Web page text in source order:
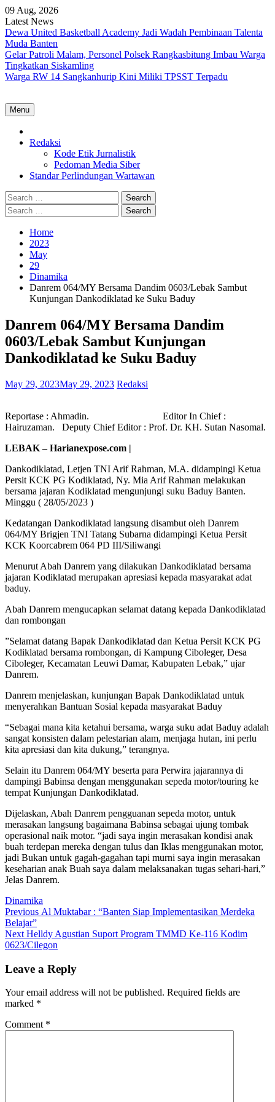
Skip
to
content
09 Aug, 2026
Latest News
Dewa United Basketball Academy Jadi Wadah Pembinaan Talenta
Muda Banten
Gelar Patroli Malam, Personel Polsek Rangkasbitung Imbau Warga
Tingkatkan Siskamling
Warga RW 14 Sangkanhurip Kini Miliki TPSST Terpadu
Menu
Redaksi
Kode Etik Jurnalistik
Pedoman Media Siber
Standar Perlindungan Wartawan
Search
for:
Search
for:
Home
2023
May
29
Dinamika
Danrem 064/MY Bersama Dandim 0603/Lebak Sambut
Kunjungan Dankodiklatad ke Suku Baduy
Danrem 064/MY Bersama Dandim
0603/Lebak Sambut Kunjungan
Dankodiklatad ke Suku Baduy
May 29, 2023May 29, 2023 Redaksi
Reportase : Ahmadin. Editor In Chief :
Hairuzaman. Deputy Chief Editor : Prof. Dr. KH. Sutan Nasomal.
LEBAK – Harianexpose.com |
Dankodiklatad, Letjen TNI Arif Rahman, M.A. didampingi Ketua
Persit KCK PG Kodiklatad, Ny. Mia Arif Rahman melakukan
bersama jajaran Kodiklatad mengunjungi suku Baduy Banten.
Minggu ( 28/05/2023 )
Kedatangan Dankodiklatad langsung disambut oleh Danrem
064/MY Brigjen TNI Tatang Subarna didampingi Ketua Persit
KCK Koorcabrem 064 PD III/Siliwangi
Menurut Abah Danrem yang dilakukan Dankodiklatad bersama
jajaran Kodiklatad merupakan apresiasi kepada masyarakat adat
baduy.
Abah Danrem mengucapkan selamat datang kepada Dankodiklatad
dan rombongan
”Selamat datang Bapak Dankodiklatad dan Ketua Persit KCK PG
Kodiklatad bersama rombongan, di Kampung Ciboleger, Desa
Ciboleger, Kecamatan Leuwi Damar, Kabupaten Lebak,” ujar
Danrem.
Danrem menjelaskan, kunjungan Bapak Dankodiklatad untuk
menyerahkan Bantuan Sosial kepada masyarakat Baduy
“Sebagai mana kita ketahui bersama, warga suku adat Baduy adalah
sangat konsisten dalam pelestarian alam, menjaga hutan, ini perlu
kita apresiasi dan kita dukung,” terangnya.
Selain itu Danrem 064/MY beserta para Perwira jajarannya di
dampingi Babinsa dengan menggunakan sepeda motor/touring ke
tempat Kunjungan Dankodiklatad.
Dijelaskan, Abah Danrem pengguanan sepeda motor, untuk
merasakan langsung bagaimana Babinsa sebagai ujung tombak
operasional naik motor. “jadi saya ingin merasakan kondisi anak
buah terdepan mereka dengan tulus dan Iklas menggunakan motor,
jadi Bukan untuk gagah-gagahan tapi murni saya ingin merasakan
keseharian anak Buah saya dalam melaksanakan tugas sehari-hari,”
Jelas Danrem.
Dinamika
Post
navigation
Previous Previous
Al Muktabar : “Banten Siap Implementasikan Merdeka
Belajar”
Next Next
post:
Helldy Agustian Suport Program TMMD Ke-116 Kodim
0623/Cilegon
Leave a Reply
Your email address will not be published. Required fields are
marked *
Comment *